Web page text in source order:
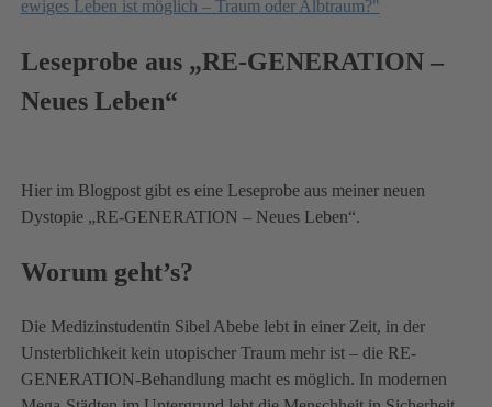
Leseprobe aus „RE-GENERATION –
Neues Leben“
Hier im Blogpost gibt es eine Leseprobe aus meiner neuen
Dystopie „RE-GENERATION – Neues Leben“.
Worum geht’s?
Die Medizinstudentin Sibel Abebe lebt in einer Zeit, in der
Unsterblichkeit kein utopischer Traum mehr ist – die RE-
GENERATION-Behandlung macht es möglich. In modernen